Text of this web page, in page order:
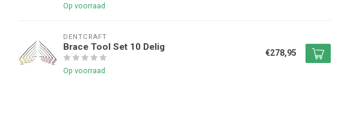
Op voorraad
DENTCRAFT
Brace Tool Set 10 Delig
Op voorraad
€278,95